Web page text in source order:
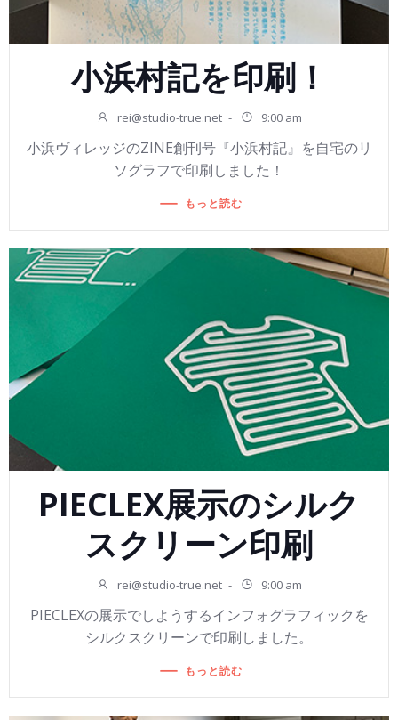
小浜村記を印刷！
rei@studio-true.net - 9:00 am
小浜ヴィレッジのZINE創刊号『小浜村記』を自宅のリ
ソグラフで印刷しました！
もっと読む
PIECLEX展示のシルク
スクリーン印刷
rei@studio-true.net - 9:00 am
PIECLEXの展示でしようするインフォグラフィックを
シルクスクリーンで印刷しました。
もっと読む